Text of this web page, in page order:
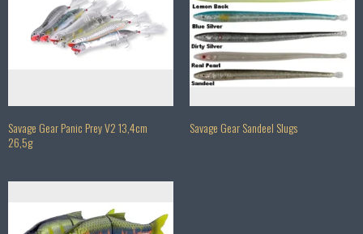
Savage Gear Panic Prey V2 13,4cm
26,5g
Savage Gear Sandeel Slugs